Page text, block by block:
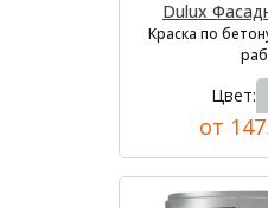
Dulux
Краска по
Цвет:
от